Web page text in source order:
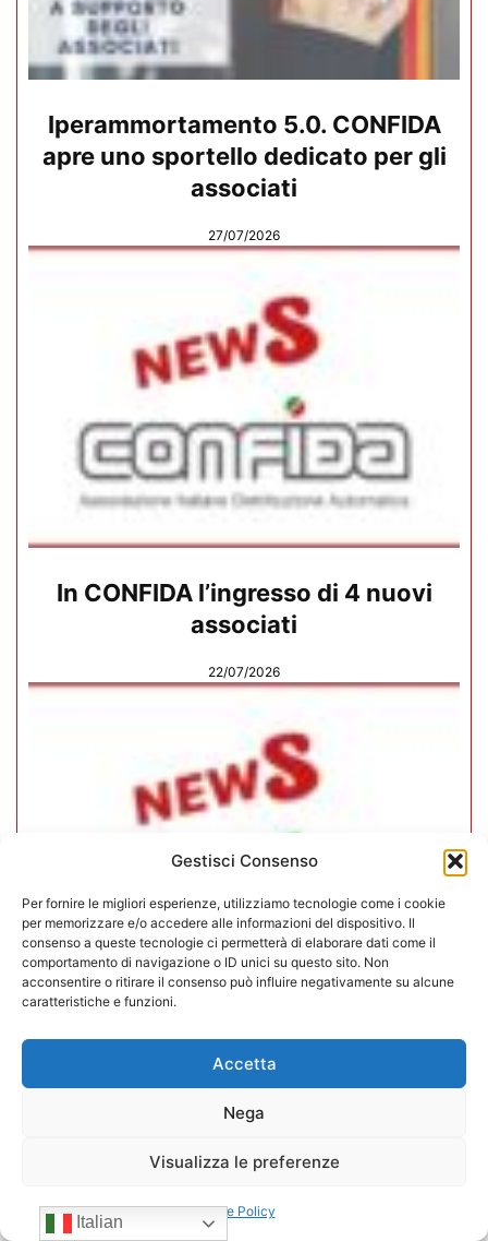
Gestisci Consenso
Per fornire le migliori esperienze, utilizziamo tecnologie come i cookie
per memorizzare e/o accedere alle informazioni del dispositivo. Il
consenso a queste tecnologie ci permetterà di elaborare dati come il
comportamento di navigazione o ID unici su questo sito. Non
acconsentire o ritirare il consenso può influire negativamente su alcune
caratteristiche e funzioni.
Accetta
Nega
Visualizza le preferenze
Cookie Policy
Iperammortamento 5.0. CONFIDA
apre uno sportello dedicato per gli
associati
27/07/2026
In CONFIDA l’ingresso di 4 nuovi
associati
22/07/2026
nuovo Consiglio di Amministrazione
17/07/2026
Italian